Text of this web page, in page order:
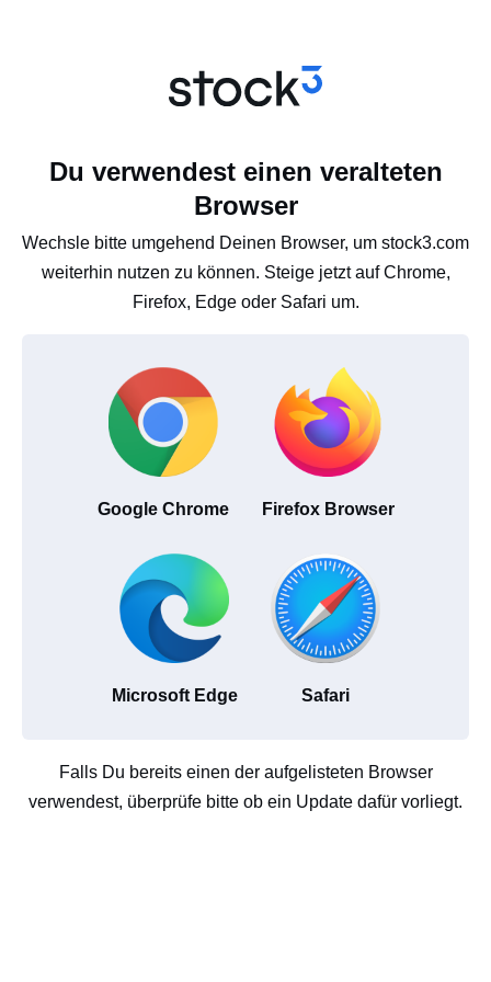
Du verwendest einen veralteten
Browser
Wechsle bitte umgehend Deinen Browser, um stock3.com
weiterhin nutzen zu können. Steige jetzt auf Chrome,
Firefox, Edge oder Safari um.
Google Chrome Firefox Browser
Microsoft Edge Safari
Falls Du bereits einen der aufgelisteten Browser
verwendest, überprüfe bitte ob ein Update dafür vorliegt.